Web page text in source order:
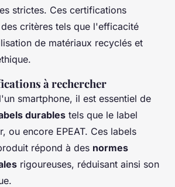
strictes. Ces certifications
critères tels que l'efficacité
de matériaux recyclés et
à rechercher
smartphone, il est essentiel de
durables tels que le label
ou encore EPEAT. Ces labels
répond à des normes
rigoureuses, réduisant ainsi son